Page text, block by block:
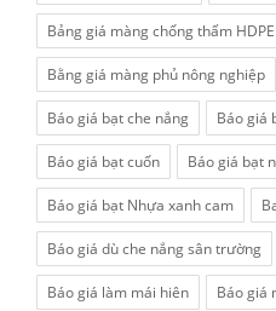
Bảng giá màng chống thấm HDPE
Bằng giá màng phủ nông nghiệp
Báo giá bạt che nắng Báo giá
Báo giá bạt cuốn Báo giá bạt
Báo giá bạt Nhựa xanh cam
Báo giá dù che nắng sân trường
Báo giá làm mái hiên Báo giá